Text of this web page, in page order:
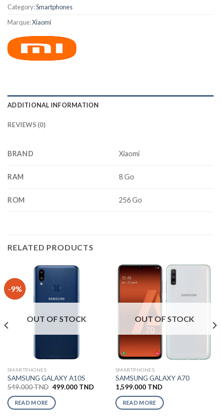
Category:Smartphones
Marque:Xiaomi
ADDITIONAL INFORMATION
REVIEWS (0)
BRAND Xiaomi
RAM 8 Go
ROM 256 Go
RELATED PRODUCTS
-9%
OUT OF STOCK
SMARTPHONES
SAMSUNG GALAXY A10S
549.000TND 499.000 TND
READ MORE
OUT OF STOCK
SMARTPHONES
SAMSUNG GALAXY A70
1,599.000 TND
READ MORE